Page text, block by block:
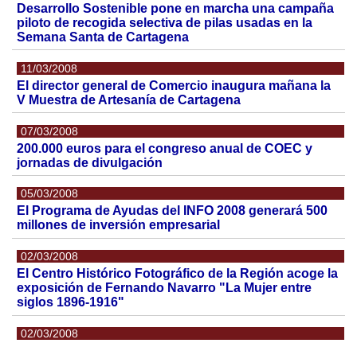
Desarrollo Sostenible pone en marcha una campaña
piloto de recogida selectiva de pilas usadas en la
Semana Santa de Cartagena
11/03/2008
El director general de Comercio inaugura mañana la
V Muestra de Artesanía de Cartagena
07/03/2008
200.000 euros para el congreso anual de COEC y
jornadas de divulgación
05/03/2008
El Programa de Ayudas del INFO 2008 generará 500
millones de inversión empresarial
02/03/2008
El Centro Histórico Fotográfico de la Región acoge la
exposición de Fernando Navarro "La Mujer entre
siglos 1896-1916"
02/03/2008